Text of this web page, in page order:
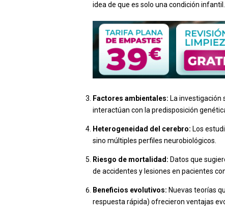
idea de que es solo una condición infantil.
Factores ambientales: La investigación
interactúan con la predisposición
Heterogeneidad del cerebro: Los
sino múltiples perfiles neurobiológicos.
Riesgo de mortalidad: Datos que
de accidentes y lesiones en pacientes
Beneficios evolutivos: Nuevas teorías
respuesta rápida) ofrecieron ventajas